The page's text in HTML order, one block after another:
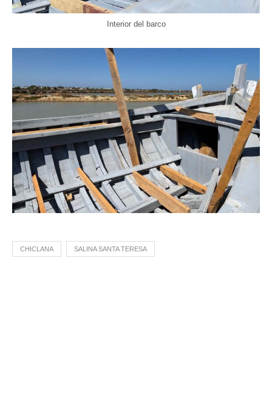
Interior del barco
CHICLANA SALINA SANTA TERESA